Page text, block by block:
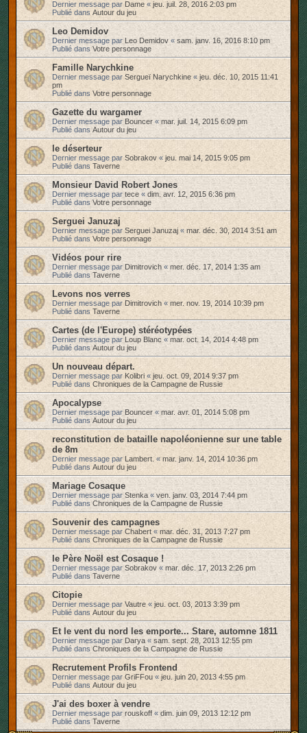
Dernier message par Dame« jeu. juil. 28, 2016 2:03 pm
Publié dans Autour du jeu
Leo Demidov
Dernier message parLeo Demidov « sam. janv. 16, 2016 8:10 pm
Publié dans Votre personnage
Famille Narychkine
Dernier message par Sergueï Narychkine« jeu. déc. 10, 2015 11:41
pm
Publié dans Votre personnage
Gazette du wargamer
Dernier message parBouncer «mar. juil. 14, 2015 6:09 pm
Publié dans Autour du jeu
le déserteur
Dernier message par Sobrakov «jeu. mai 14, 2015 9:05 pm
Publié dans Taverne
Monsieur David Robert Jones
Dernier message partece « dim. avr. 12, 2015 6:36 pm
Publié dans Votre personnage
Serguei Januzaj
Dernier message par Serguei Januzaj «mar. déc. 30, 2014 3:51 am
Publié dans Votre personnage
Vidéos pour rire
Dernier message parDimitrovich « mer. déc. 17, 2014 1:35 am
Publié dans Taverne
Levons nos verres
Dernier message par Dimitrovich « mer. nov. 19, 2014 10:39 pm
Publié dans Taverne
Cartes (de l'Europe) stéréotypées
Dernier message parLoup Blanc « mar. oct. 14, 2014 4:48 pm
Publié dans Autour du jeu
Un nouveau départ.
Dernier message par Kolibri« jeu. oct. 09, 2014 9:37 pm
Publié dans Chroniques de la Campagne de Russie
Apocalypse
Dernier message parBouncer «mar. avr. 01, 2014 5:08 pm
Publié dans Autour du jeu
reconstitution de bataille napoléonienne sur une table
de 8m
Dernier message parLambert. «mar. janv. 14, 2014 10:36 pm
Publié dans Autour du jeu
Mariage Cosaque
Dernier message parStenka « ven. janv. 03, 2014 7:44 pm
Publié dans Chroniques de la Campagne de Russie
Souvenir des campagnes
Dernier message par Chabert « mar. déc. 31, 2013 7:27 pm
Publié dans Chroniques de la Campagne de Russie
le Père Noël est Cosaque !
Dernier message parSobrakov « mar. déc. 17, 2013 2:26 pm
Publié dans Taverne
Citopie
Dernier message par Vautre« jeu. oct. 03, 2013 3:39 pm
Publié dans Autour du jeu
Et le vent du nord les emporte... Stare, automne 1811
Dernier message parDarya « sam. sept. 28, 2013 12:55 pm
Publié dans Chroniques de la Campagne de Russie
Recrutement Profils Frontend
Dernier message par GriFFou« jeu. juin 20, 2013 4:55 pm
Publié dans Autour du jeu
J'ai des boxer à vendre
Dernier message parrouskoff «dim. juin 09, 2013 12:12 pm
Publié dans Taverne